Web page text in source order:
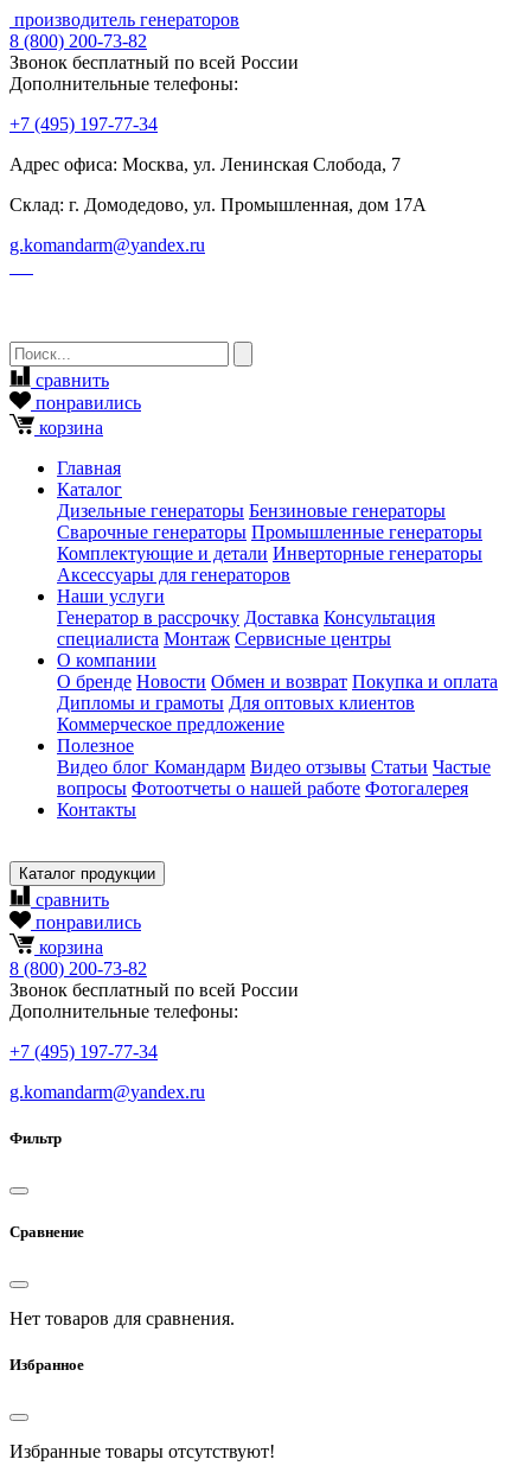
производитель генераторов
8 (800) 200-73-82
Звонок бесплатный по всей России
Дополнительные телефоны:
+7 (495) 197-77-34
Адрес офиса: Москва, ул. Ленинская Слобода, 7
Склад: г. Домодедово, ул. Промышленная, дом 17А
g.komandarm@yandex.ru
сравнить
понравились
корзина
Главная
Каталог
Дизельные генераторы Бензиновые генераторы
Сварочные генераторы Промышленные генераторы
Комплектующие и детали Инверторные генераторы
Аксессуары для генераторов
Наши услуги
Генератор в рассрочку Доставка Консультация
специалиста Монтаж Сервисные центры
О компании
О бренде Новости Обмен и возврат Покупка и оплата
Дипломы и грамоты Для оптовых клиентов
Коммерческое предложение
Полезное
Видео блог Командарм Видео отзывы Статьи Частые
вопросы Фотоотчеты о нашей работе Фотогалерея
Контакты
Каталог продукции
сравнить
понравились
корзина
8 (800) 200-73-82
Звонок бесплатный по всей России
Дополнительные телефоны:
+7 (495) 197-77-34
g.komandarm@yandex.ru
Фильтр
Сравнение
Нет товаров для сравнения.
Избранное
Избранные товары отсутствуют!